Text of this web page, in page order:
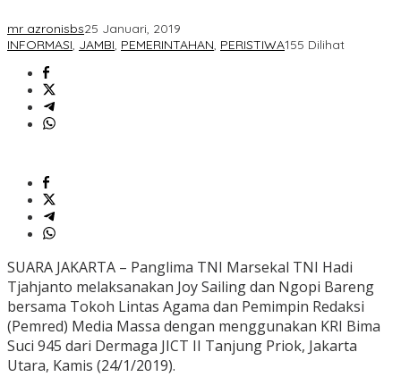
mr azronisbs25 Januari, 2019
INFORMASI, JAMBI, PEMERINTAHAN, PERISTIWA155 Dilihat
SUARA JAKARTA – Panglima TNI Marsekal TNI Hadi
Tjahjanto melaksanakan Joy Sailing dan Ngopi Bareng
bersama Tokoh Lintas Agama dan Pemimpin Redaksi
(Pemred) Media Massa dengan menggunakan KRI Bima
Suci 945 dari Dermaga JICT II Tanjung Priok, Jakarta
Utara, Kamis (24/1/2019).